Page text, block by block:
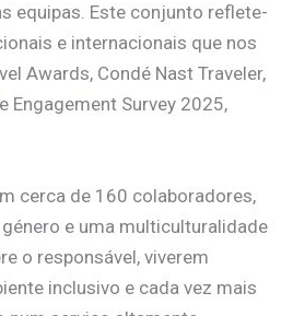
equipas. Este conjunto reflete-
e internacionais que nos
Awards, Condé Nast Traveler,
Engagement Survey 2025,
cerca de 160 colaboradores,
e uma multiculturalidade
o responsável, viverem
inclusivo e cada vez mais